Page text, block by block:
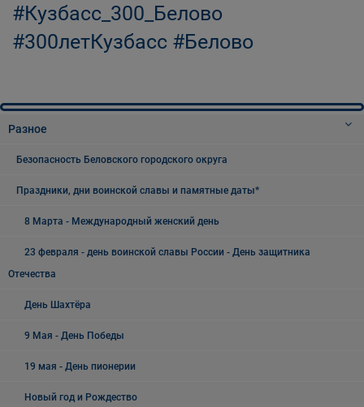
#Кузбасс_300_Белово
#300летКузбасс #Белово
Разное
Безопасность Беловского городского округа
Праздники, дни воинской славы и памятные даты*
8 Марта - Международный женский день
23 февраля - день воинской славы России - День защитника
Отечества
День Шахтёра
9 Мая - День Победы
19 мая - День пионерии
Новый год и Рождество